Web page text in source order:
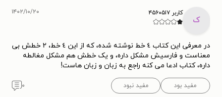
ک
کاربر ۴۵۶۰۵۱۷ ۱۴۰۲/۱۰/۲۰
در معرفی این کتاب ٤ خط نوشته شده، که از این ٤ خط، ٢ خطش بی
معناست و فارسیش مشکل داره، و یک خطش هم مشکل مغالطه
داره، کتاب ادعا می کنه راجع به زبان و زبان هاست!
مفید بود مفید نبود ۰